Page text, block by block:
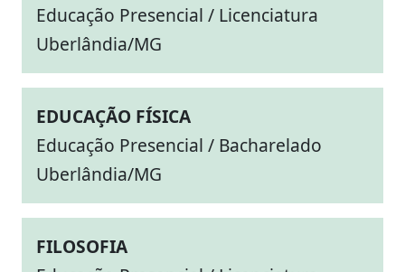
Educação Presencial / Licenciatura
Uberlândia/MG
EDUCAÇÃO FÍSICA
Educação Presencial / Bacharelado
Uberlândia/MG
FILOSOFIA